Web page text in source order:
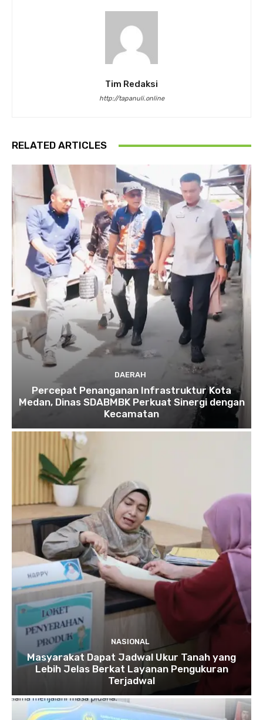
Tim Redaksi
http://tapanuli.online
RELATED ARTICLES
DAERAH
Percepat Penanganan Infrastruktur Kota
Medan, Dinas SDABMBK Perkuat Sinergi dengan
Kecamatan
NASIONAL
Masyarakat Dapat Jadwal Ukur Tanah yang
Lebih Jelas Berkat Layanan Pengukuran
Terjadwal